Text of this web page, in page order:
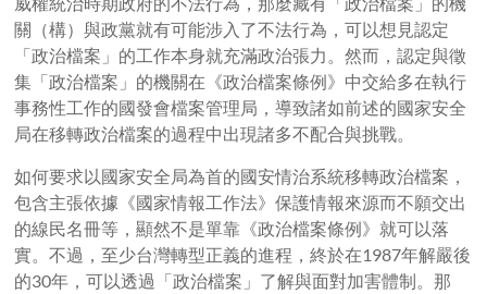
關（構）與政黨就有可能涉入了不法行為，可以想見認定
「政治檔案」的工作本身就充滿政治張力。然而，認定與徵
集「政治檔案」的機關在《政治檔案條例》中交給多在執行
事務性工作的國發會檔案管理局，導致諸如前述的國家安全
局在移轉政治檔案的過程中出現諸多不配合與挑戰。
如何要求以國家安全局為首的國安情治系統移轉政治檔案，
包含主張依據《國家情報工作法》保護情報來源而不願交出
的線民名冊等，顯然不是單靠《政治檔案條例》就可以落
實。不過，至少台灣轉型正義的進程，終於在1987年解嚴後
的30年，可以透過「政治檔案」了解與面對加害體制。那